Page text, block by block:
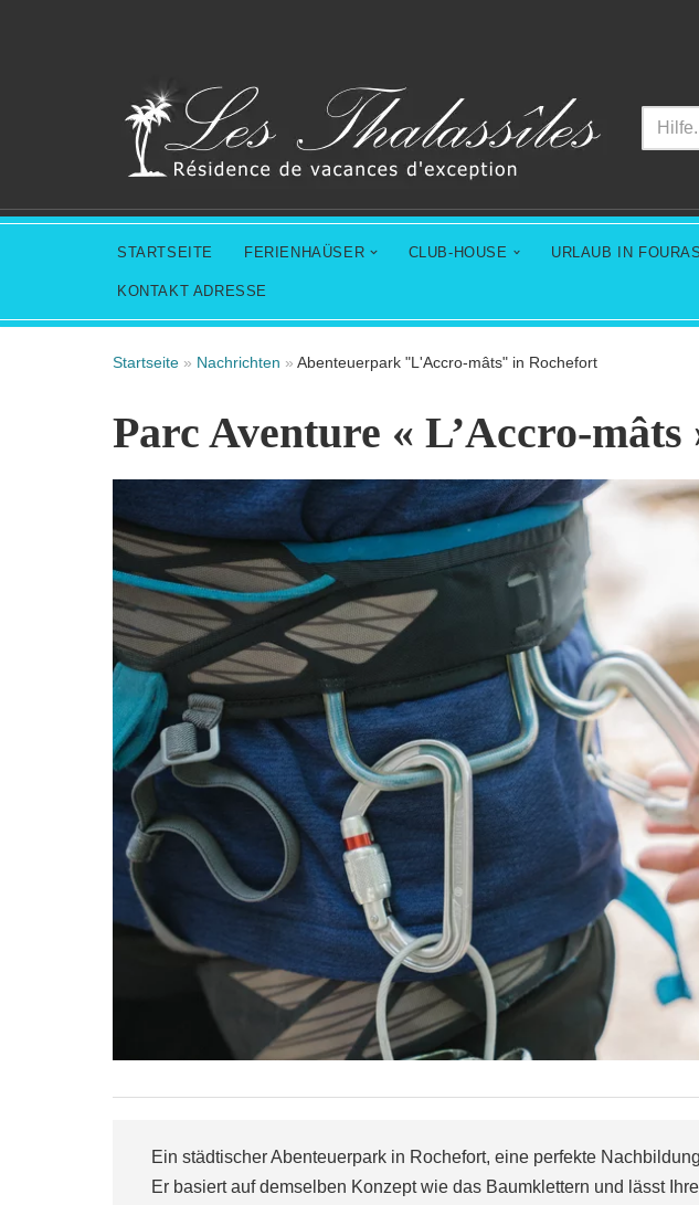
STARTSEITE FERIENHAÜSER CLUB-HOUSE URLAUB IN FOURAS
KONTAKT ADRESSE
Startseite » Nachrichten » Abenteuerpark "L'Accro-mâts" in Rochefort
Parc Aventure « L’Accro-
Ein städtischer Abenteuerpark in Rochefort, eine perfekte
Er basiert auf demselben Konzept wie das Baumklettern und lässt